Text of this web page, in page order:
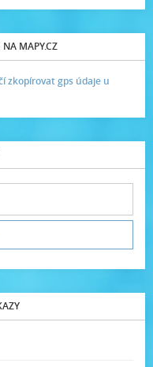
MAPY.CZ
zkopírovat gps údaje u